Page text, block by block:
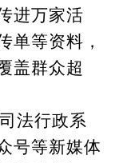
进万家活
单等资料，
盖群众超
法行政系
号等新媒体